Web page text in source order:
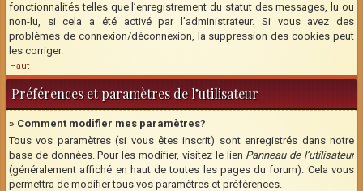
fonctionnalités telles que l’enregistrement du statut des messages, lu ou
non-lu, si cela a été activé par l’administrateur. Si vous avez des
problèmes de connexion/déconnexion, la suppression des cookies peut
les corriger.
Haut
Préférences et paramètres de l’utilisateur
» Comment modifier mes paramètres?
Tous vos paramètres (si vous êtes inscrit) sont enregistrés dans notre
base de données. Pour les modifier, visitez le lien Panneau de l’utilisateur
(généralement affiché en haut de toutes les pages du forum). Cela vous
permettra de modifier tous vos paramètres et préférences.